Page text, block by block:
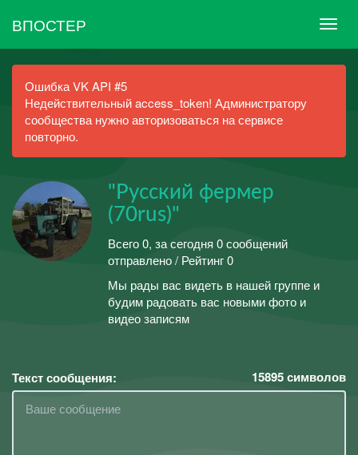
ВПОСТЕР
Ошибка VK API #5
Недействительный access_token! Администратору
сообщества нужно авторизоваться на сервисе
повторно.
"Русский фермер
(70rus)"
Всего 0, за сегодня 0 сообщений
отправлено / Рейтинг 0
Мы рады вас видеть в нашей группе и
будим радовать вас новыми фото и
видео записям
Текст сообщения: 15895символов